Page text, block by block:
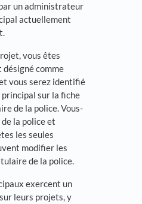
un administrateur
actuellement
vous êtes
comme
vous serez identifié
sur la fiche
de la police. Vous-
la police et
les seules
modifier les
de la police.
exercent un
leurs projets, y